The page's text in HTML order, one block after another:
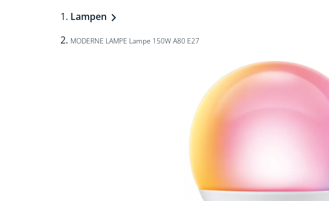
Lampen
MODERNE LAMPE Lampe 150W A80 E27